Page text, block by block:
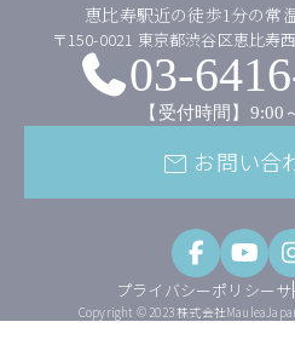
恵比寿駅近の徒歩1分の常
〒150-0021 東京都渋谷区恵比寿
03-
【受付時間】9:00
mail お問い合
プライバシーポリシー
Copyright © 2023 株式会社